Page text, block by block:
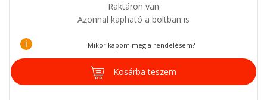
Raktáron van
Azonnal kapható a boltban is
i Mikor kapom meg a rendelésem?
Kosárba teszem